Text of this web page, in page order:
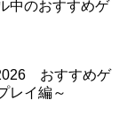
中のおすすめゲ
おすすめゲ
レイ編～